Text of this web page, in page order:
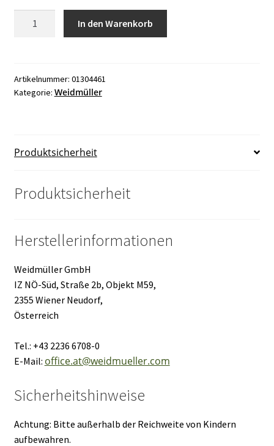
Menge
In den Warenkorb
Artikelnummer: 01304461
Kategorie: Weidmüller
Produktsicherheit
Produktsicherheit
Herstellerinformationen
Weidmüller GmbH
IZ NÖ-Süd, Straße 2b, Objekt M59,
2355 Wiener Neudorf,
Österreich
Tel.: +43 2236 6708-0
E-Mail: office.at@weidmueller.com
Sicherheitshinweise
Achtung: Bitte außerhalb der Reichweite von Kindern
aufbewahren.